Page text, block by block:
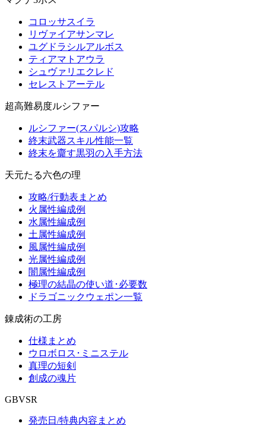
コロッサスイラ
リヴァイアサンマレ
ユグドラシルアルボス
ティアマトアウラ
シュヴァリエクレド
セレストアーテル
超高難易度ルシファー
ルシファー(スパルシ)攻略
終末武器スキル性能一覧
終末を齎す黒羽の入手方法
天元たる六色の理
攻略/行動表まとめ
火属性編成例
水属性編成例
土属性編成例
風属性編成例
光属性編成例
闇属性編成例
極理の結晶の使い道･必要数
ドラゴニックウェポン一覧
錬成術の工房
仕様まとめ
ウロボロス･ミニステル
真理の短剣
創成の魂片
GBVSR
発売日/特典内容まとめ